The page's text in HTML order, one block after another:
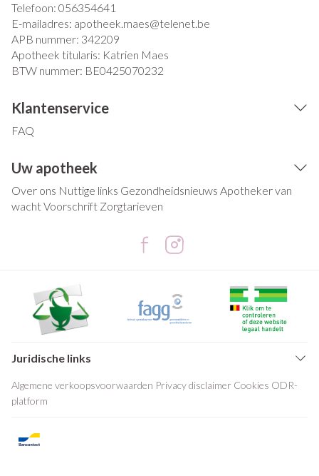
Telefoon: 056354641
E-mailadres: apotheek.maes@telenet.be
APB nummer: 342209
Apotheek titularis: Katrien Maes
BTW nummer: BE0425070232
Klantenservice
FAQ
Uw apotheek
Over ons Nuttige links Gezondheidsnieuws Apotheker van
wachtVoorschrift Zorgtarieven
Juridische links
Algemene verkoopsvoorwaarden Privacy disclaimer Cookies ODR-
platform